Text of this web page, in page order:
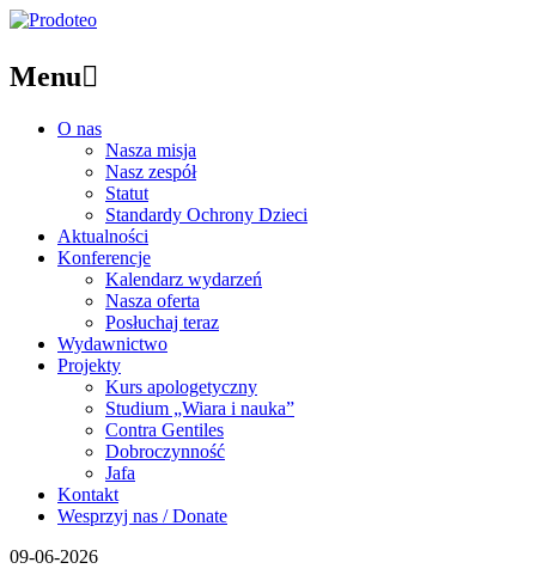
Menu
O nas
Nasza misja
Nasz zespół
Statut
Standardy Ochrony Dzieci
Aktualności
Konferencje
Kalendarz wydarzeń
Nasza oferta
Posłuchaj teraz
Wydawnictwo
Projekty
Kurs apologetyczny
Studium „Wiara i nauka”
Contra Gentiles
Dobroczynność
Jafa
Kontakt
Wesprzyj nas / Donate
09-06-2026